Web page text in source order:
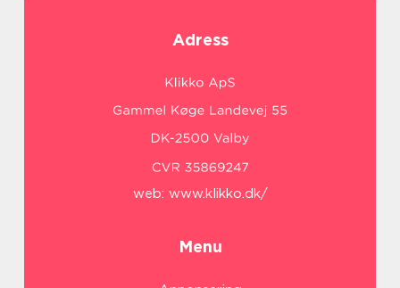
Adress
web: www.klikko.dk/
Menu